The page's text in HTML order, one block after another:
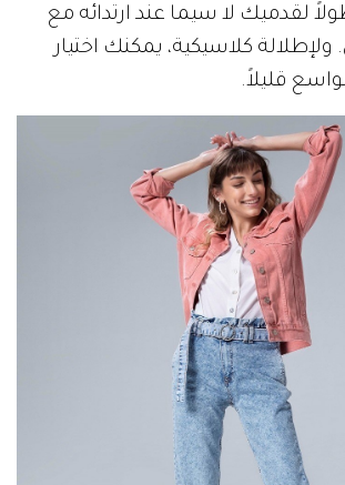
لقدميك لا سيما عند ارتدائه مع
كلاسيكية، يمكنك اختيار
قليلاً.